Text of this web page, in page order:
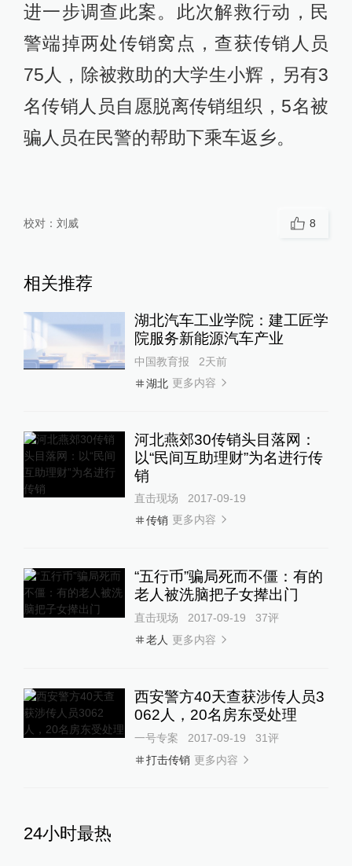
进一步调查此案。此次解救行动，民
警端掉两处传销窝点，查获传销人员
75人，除被救助的大学生小辉，另有3
名传销人员自愿脱离传销组织，5名被
骗人员在民警的帮助下乘车返乡。
校对： 刘威 8
相关推荐
湖北汽车工业学院：建工匠学
院服务新能源汽车产业
中国教育报
2天前
湖北 更多内容
河北燕郊30传销头目落网：
以“民间互助理财”为名进行传
销
直击现场
2017-09-19
传销 更多内容
“五行币”骗局死而不僵：有的
老人被洗脑把子女撵出门
直击现场 2017-09-19 37评
老人 更多内容
西安警方40天查获涉传人员3
062人，20名房东受处理
一号专案 2017-09-19 31评
打击传销 更多内容
24小时最热